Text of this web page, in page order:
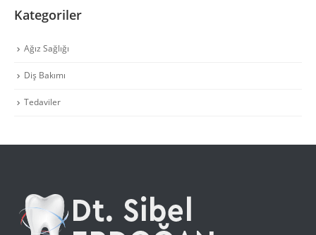
Kategoriler
Ağız Sağlığı
Diş Bakımı
Tedaviler